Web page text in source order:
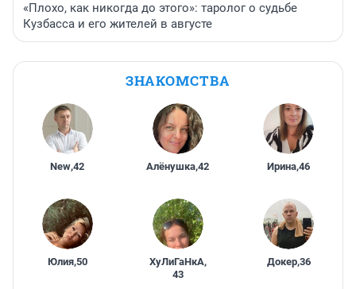
«Плохо, как никогда до этого»: таролог о судьбе
Кузбасса и его жителей в августе
ЗНАКОМСТВА
New,42 Алёнушка,42 Ирина,46
Юлия,50 ХуЛиГаНкА,
43
Докер,36